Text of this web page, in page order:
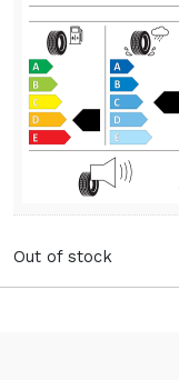
Out of stock